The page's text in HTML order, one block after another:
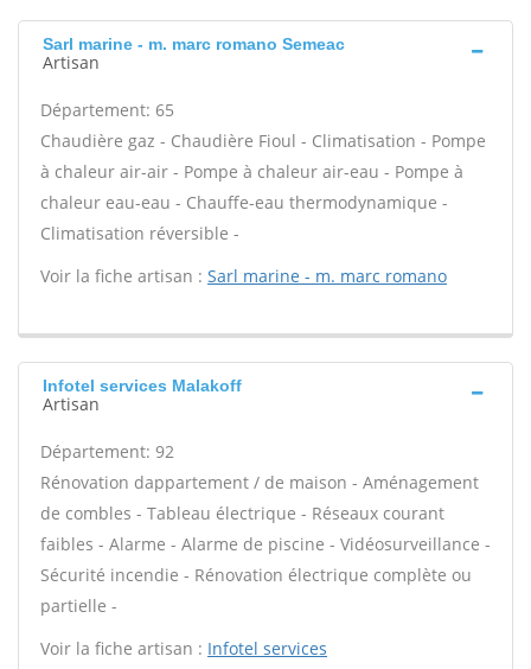
Sarl marine - m. marc romano Semeac
Artisan
Département: 65
Chaudière gaz - Chaudière Fioul - Climatisation - Pompe
à chaleur air-air - Pompe à chaleur air-eau - Pompe à
chaleur eau-eau - Chauffe-eau thermodynamique -
Climatisation réversible -
Voir la fiche artisan : Sarl marine - m. marc romano
Infotel services Malakoff
Artisan
Département: 92
Rénovation dappartement / de maison - Aménagement
de combles - Tableau électrique - Réseaux courant
faibles - Alarme - Alarme de piscine - Vidéosurveillance -
Sécurité incendie - Rénovation électrique complète ou
partielle -
Voir la fiche artisan : Infotel services